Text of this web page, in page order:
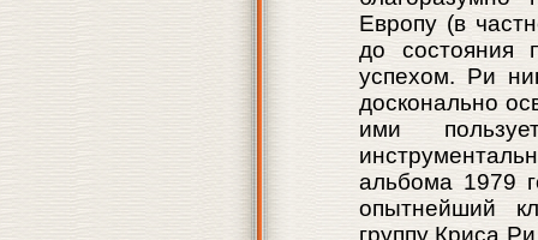
Европу (в
до состояния
успехом. Ри
досконально
ими
альбома 1979
опытнейший
группу Криса